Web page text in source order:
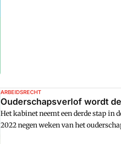
ARBEIDSRECHT
Ouderschapsverlof wordt
Het kabinet neemt een derde stap
2022 negen weken van het